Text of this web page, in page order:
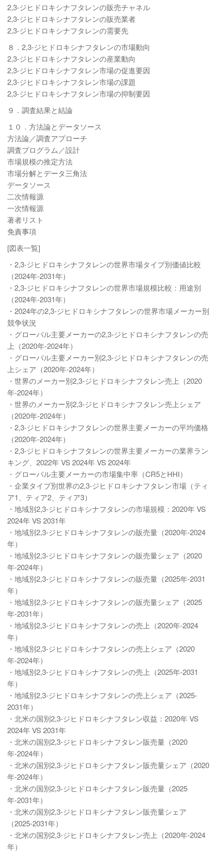
2,3-ジヒドロキシナフタレンの販売チャネル
2,3-ジヒドロキシナフタレンの販売業者
2,3-ジヒドロキシナフタレンの需要先
８．2,3-ジヒドロキシナフタレンの市場動向
2,3-ジヒドロキシナフタレンの産業動向
2,3-ジヒドロキシナフタレン市場の促進要因
2,3-ジヒドロキシナフタレン市場の課題
2,3-ジヒドロキシナフタレン市場の抑制要因
９．調査結果と結論
１０．方法論とデータソース
方法論／調査アプローチ
調査プログラム／設計
市場規模の推定方法
市場分解とデータ三角法
データソース
二次情報源
一次情報源
著者リスト
免責事項
[図表一覧]
・2,3-ジヒドロキシナフタレンの世界市場タイプ別価値比較
（2024年-2031年）
・2,3-ジヒドロキシナフタレンの世界市場規模比較：用途別
（2024年-2031年）
・2024年の2,3-ジヒドロキシナフタレンの世界市場メーカー別
競争状況
・グローバル主要メーカーの2,3-ジヒドロキシナフタレンの売
上（2020年-2024年）
・グローバル主要メーカー別2,3-ジヒドロキシナフタレンの売
上シェア（2020年-2024年）
・世界のメーカー別2,3-ジヒドロキシナフタレン売上（2020
年-2024年）
・世界のメーカー別2,3-ジヒドロキシナフタレン売上シェア
（2020年-2024年）
・2,3-ジヒドロキシナフタレンの世界主要メーカーの平均価格
（2020年-2024年）
・2,3-ジヒドロキシナフタレンの世界主要メーカーの業界ラン
キング、2022年 VS 2024年 VS 2024年
・グローバル主要メーカーの市場集中率（CR5とHHI）
・企業タイプ別世界の2,3-ジヒドロキシナフタレン市場（ティ
ア1、ティア2、ティア3）
・地域別2,3-ジヒドロキシナフタレンの市場規模：2020年 VS
2024年 VS 2031年
・地域別2,3-ジヒドロキシナフタレンの販売量（2020年-2024
年）
・地域別2,3-ジヒドロキシナフタレンの販売量シェア（2020
年-2024年）
・地域別2,3-ジヒドロキシナフタレンの販売量（2025年-2031
年）
・地域別2,3-ジヒドロキシナフタレンの販売量シェア（2025
年-2031年）
・地域別2,3-ジヒドロキシナフタレンの売上（2020年-2024
年）
・地域別2,3-ジヒドロキシナフタレンの売上シェア（2020
年-2024年）
・地域別2,3-ジヒドロキシナフタレンの売上（2025年-2031
年）
・地域別2,3-ジヒドロキシナフタレンの売上シェア（2025-
2031年）
・北米の国別2,3-ジヒドロキシナフタレン収益：2020年 VS
2024年 VS 2031年
・北米の国別2,3-ジヒドロキシナフタレン販売量（2020
年-2024年）
・北米の国別2,3-ジヒドロキシナフタレン販売量シェア（2020
年-2024年）
・北米の国別2,3-ジヒドロキシナフタレン販売量（2025
年-2031年）
・北米の国別2,3-ジヒドロキシナフタレン販売量シェア
（2025-2031年）
・北米の国別2,3-ジヒドロキシナフタレン売上（2020年-2024
年）